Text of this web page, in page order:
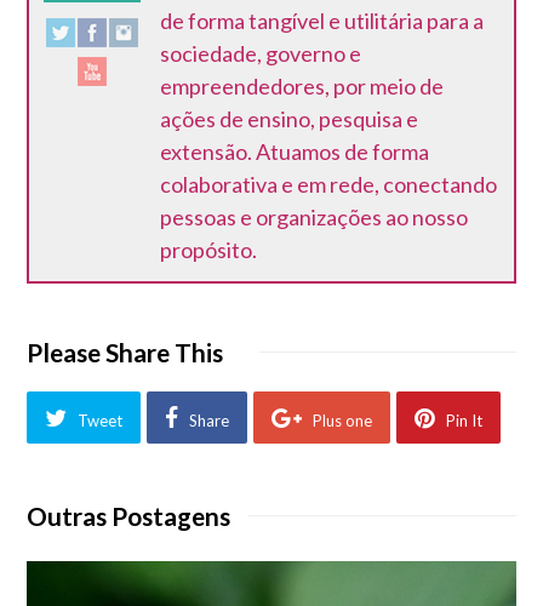
de forma tangível e utilitária para a
sociedade, governo e
empreendedores, por meio de
ações de ensino, pesquisa e
extensão. Atuamos de forma
colaborativa e em rede, conectando
pessoas e organizações ao nosso
propósito.
Please Share This
Tweet Share Plus one Pin It
Outras Postagens